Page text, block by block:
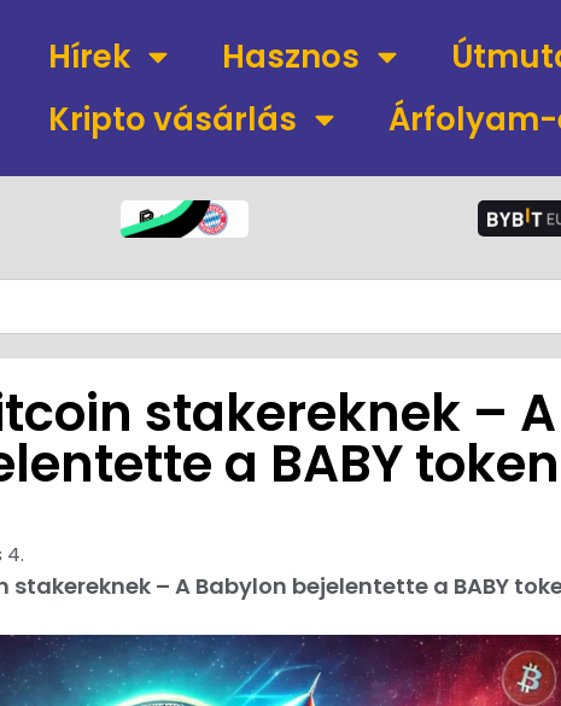
Hírek Hasznos
Kripto vásárlás
Árfolyam-
stakereknek – A
a BABY token
4.
– A Babylon bejelentette a BABY